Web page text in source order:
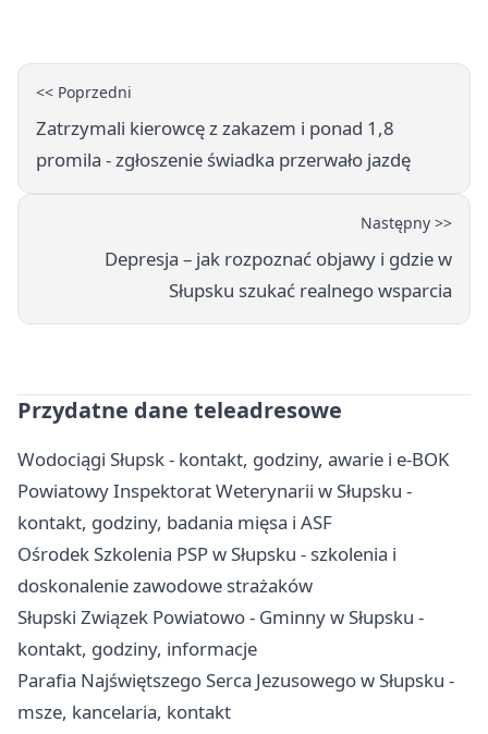
<< Poprzedni
Zatrzymali kierowcę z zakazem i ponad 1,8
promila - zgłoszenie świadka przerwało jazdę
Następny >>
Depresja – jak rozpoznać objawy i gdzie w
Słupsku szukać realnego wsparcia
Przydatne dane teleadresowe
Wodociągi Słupsk - kontakt, godziny, awarie i e-BOK
Powiatowy Inspektorat Weterynarii w Słupsku -
kontakt, godziny, badania mięsa i ASF
Ośrodek Szkolenia PSP w Słupsku - szkolenia i
doskonalenie zawodowe strażaków
Słupski Związek Powiatowo - Gminny w Słupsku -
kontakt, godziny, informacje
Parafia Najświętszego Serca Jezusowego w Słupsku -
msze, kancelaria, kontakt